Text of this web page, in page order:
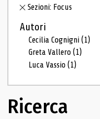
Sezioni: Focus
Autori
Cecilia Cognigni(1)
Greta Vallero(1)
Luca Vassio(1)
Ricerca